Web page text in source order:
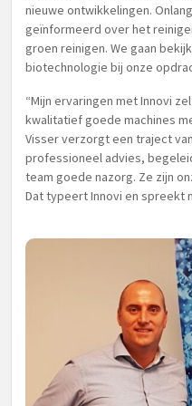
nieuwe ontwikkelingen.
geïnformeerd over het
groen reinigen. We gaan
biotechnologie bij onze
“Mijn ervaringen met Innovi
kwalitatief goede machines
Visser verzorgt een traject
professioneel advies,
team goede nazorg. Ze zijn
Dat typeert Innovi en spreekt